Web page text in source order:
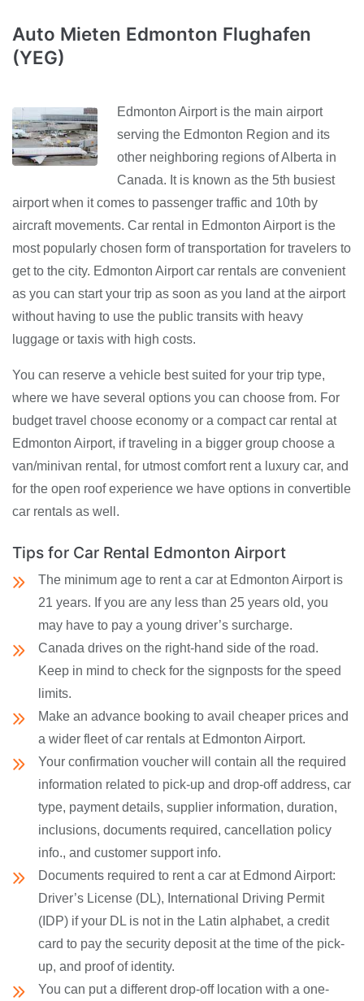
Auto Mieten Edmonton Flughafen
(YEG)
Edmonton Airport is the main airport
serving the Edmonton Region and its
other neighboring regions of Alberta in
Canada. It is known as the 5th busiest
airport when it comes to passenger traffic and 10th by
aircraft movements. Car rental in Edmonton Airport is the
most popularly chosen form of transportation for travelers to
get to the city. Edmonton Airport car rentals are convenient
as you can start your trip as soon as you land at the airport
without having to use the public transits with heavy
luggage or taxis with high costs.
You can reserve a vehicle best suited for your trip type,
where we have several options you can choose from. For
budget travel choose economy or a compact car rental at
Edmonton Airport, if traveling in a bigger group choose a
van/minivan rental, for utmost comfort rent a luxury car, and
for the open roof experience we have options in convertible
car rentals as well.
Tips for Car Rental Edmonton Airport
The minimum age to rent a car at Edmonton Airport is
21 years. If you are any less than 25 years old, you
may have to pay a young driver’s surcharge.
Canada drives on the right-hand side of the road.
Keep in mind to check for the signposts for the speed
limits.
Make an advance booking to avail cheaper prices and
a wider fleet of car rentals at Edmonton Airport.
Your confirmation voucher will contain all the required
information related to pick-up and drop-off address, car
type, payment details, supplier information, duration,
inclusions, documents required, cancellation policy
info., and customer support info.
Documents required to rent a car at Edmond Airport:
Driver’s License (DL), International Driving Permit
(IDP) if your DL is not in the Latin alphabet, a credit
card to pay the security deposit at the time of the pick-
up, and proof of identity.
You can put a different drop-off location with a one-